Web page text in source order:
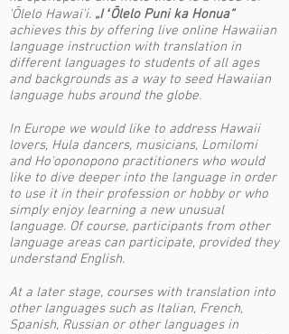
'Ōlelo Hawai'i. „I ʻŌlelo Puni ka Honua“
achieves this by offering live online Hawaiian
language instruction with translation in
different languages to students of all ages
and backgrounds as a way to seed Hawaiian
language hubs around the globe.
In Europe we would like to address Hawaii
lovers, Hula dancers, musicians, Lomilomi
and Ho'oponopono practitioners who would
like to dive deeper into the language in order
to use it in their profession or hobby or who
simply enjoy learning a new unusual
language. Of course, participants from other
language areas can participate, provided they
understand English.
At a later stage, courses with translation into
other languages such as Italian, French,
Spanish, Russian or other languages in